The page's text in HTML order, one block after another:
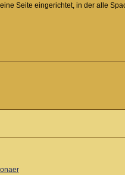
Seite eingerichtet, in der alle